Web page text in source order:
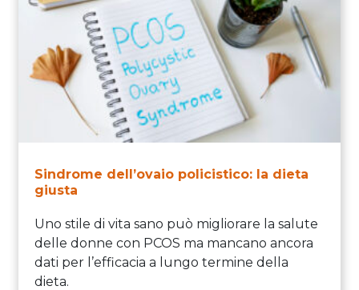
Sindrome dell’ovaio policistico: la dieta
giusta
Uno stile di vita sano può migliorare la salute
delle donne con PCOS ma mancano ancora
dati per l’efficacia a lungo termine della
dieta.